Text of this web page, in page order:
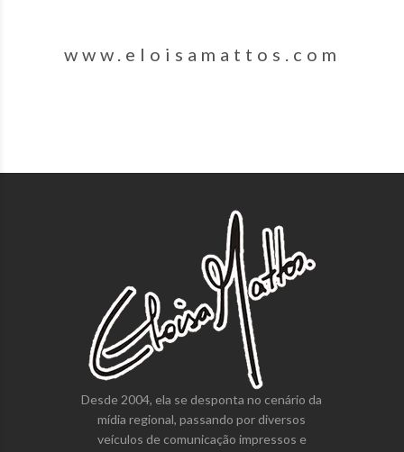
www.eloisamattos.com
Desde 2004, ela se desponta no cenário da
mídia regional, passando por diversos
veículos de comunicação impressos e